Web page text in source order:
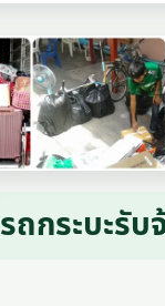
รถกระบะรับ